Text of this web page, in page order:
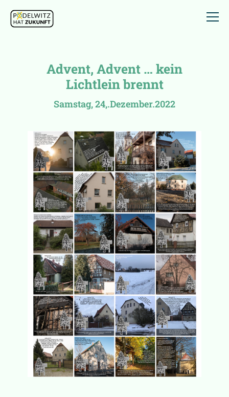
Advent, Advent … kein
Lichtlein brennt
Samstag, 24,.Dezember.2022